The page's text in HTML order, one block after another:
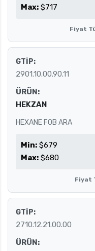
Max: $717
Fiyat
GTİP:
2901.10.00.90.11
ÜRÜN:
HEKZAN
HEXANE FOB ARA
Min: $679
Max: $680
Fiyat
GTİP:
2710.12.21.00.00
ÜRÜN: